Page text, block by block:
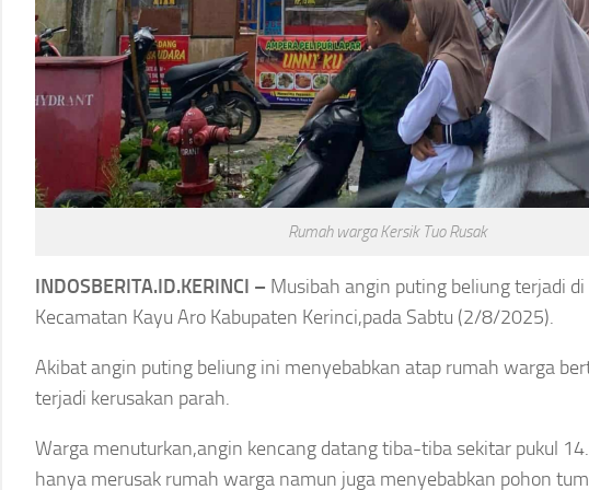
Rumah warga Kersik Tuo Rusak
INDOSBERITA.ID.KERINCI – Musibah angin puting beliung terjadi di
Kecamatan Kayu Aro Kabupaten Kerinci,pada Sabtu (2/8/2025).
Akibat angin puting beliung ini menyebabkan atap rumah warga
terjadi kerusakan parah.
Warga menuturkan,angin kencang datang tiba-tiba sekitar pukul
hanya merusak rumah warga namun juga menyebabkan pohon
Bangun Benteng
Kerukunan, Libatkan
Tokoh Agama hingga
Aparat Keamanan
Asep Sanjaya Agustus 6, 2026
KPK Temukan Selisih
SGD2.000,
Pengembalian Uang
Raja Juli Antoni Belum
Lengkap
Asep Sanjaya Agustus 6, 2026
HUKUM
Selisih
SGD2.000,
Pemain
OLAHRAGA
Tinggalkan
OLAHRAGA
Indonesia